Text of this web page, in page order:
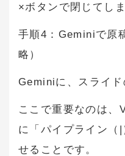
×ボタンで閉じてし
手順4：Geminiで原
略）
Geminiに、スライド
ここで重要なのは、
に「パイプライン（
せることです。